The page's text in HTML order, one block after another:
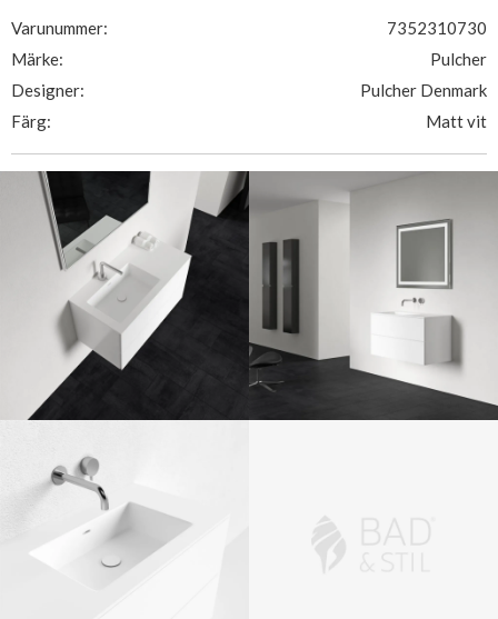
Varunummer:
7352310730
Märke:
Pulcher
Designer:
Pulcher Denmark
Färg:
Matt vit